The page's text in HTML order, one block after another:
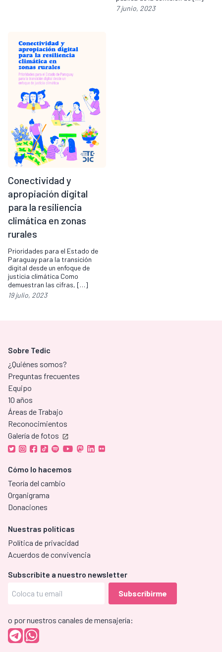
7 junio, 2023
Conectividad y
apropiación digital
para la resiliencia
climática en zonas
rurales
Prioridades para el Estado de
Paraguay para la transición
digital desde un enfoque de
justicia climática Como
demuestran las cifras, […]
19 julio, 2023
Sobre Tedic
¿Quiénes somos?
Preguntas frecuentes
Equipo
10 años
Áreas de Trabajo
Reconocimientos
Galería de fotos
Cómo lo hacemos
Teoría del cambio
Organigrama
Donaciones
Nuestras políticas
Política de privacidad
Acuerdos de convivencia
Subscríbite a nuestro newsletter
o por nuestros canales de mensajería: